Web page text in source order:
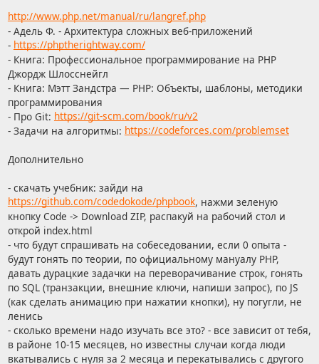
http://www.php.net/manual/ru/langref.php
- Адель Ф. - Архитектура сложных веб-приложений
- https://phptherightway.com/
- Книга: Профессиональное программирование на PHP
Джордж Шлосснейгл
- Книга: Мэтт Зандстра — PHP: Объекты, шаблоны, методики
программирования
- Про Git: https://git-scm.com/book/ru/v2
- Задачи на алгоритмы: https://codeforces.com/problemset
Дополнительно
- скачать учебник: зайди на
https://github.com/codedokode/phpbook, нажми зеленую
кнопку Code -> Download ZIP, распакуй на рабочий стол и
открой index.html
- что будут спрашивать на собеседовании, если 0 опыта -
будут гонять по теории, по официальному мануалу PHP,
давать дурацкие задачки на переворачивание строк, гонять
по SQL (транзакции, внешние ключи, напиши запрос), по JS
(как сделать анимацию при нажатии кнопки), ну погугли, не
ленись
- сколько времени надо изучать все это? - все зависит от тебя,
в районе 10-15 месяцев, но известны случаи когда люди
вкатывались с нуля за 2 месяца и перекатывались с другого